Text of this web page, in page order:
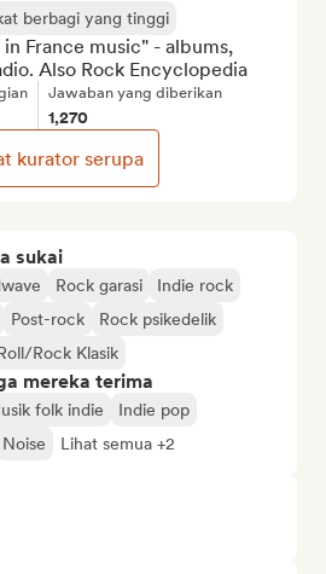
sukai
Rock garasi
Indie rock
Post-rock
Rock psikedelik
Rock Klasik
mereka terima
folk indie
Indie pop
Noise Lihat semua +2
berbagi yang tinggi
France music" - albums,
Also Rock Encyclopedia
Jawaban yang diberikan
1,270
kurator serupa